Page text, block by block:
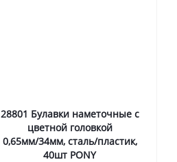
28801 Булавки наметочные с
цветной головкой
0,65мм/34мм, сталь/пластик,
40шт PONY